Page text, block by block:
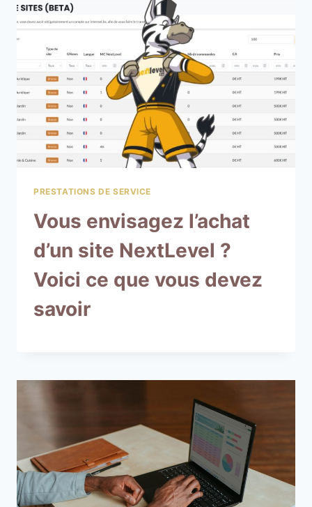
PRESTATIONS DE SERVICE
Vous envisagez l’achat
d’un site NextLevel ?
Voici ce que vous devez
savoir